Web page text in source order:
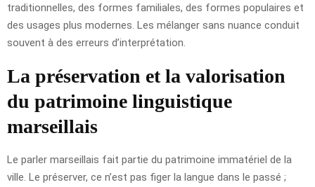
traditionnelles, des formes familiales, des formes populaires et
des usages plus modernes. Les mélanger sans nuance conduit
souvent à des erreurs d’interprétation.
La préservation et la valorisation
du patrimoine linguistique
marseillais
Le parler marseillais fait partie du patrimoine immatériel de la
ville. Le préserver, ce n’est pas figer la langue dans le passé ;